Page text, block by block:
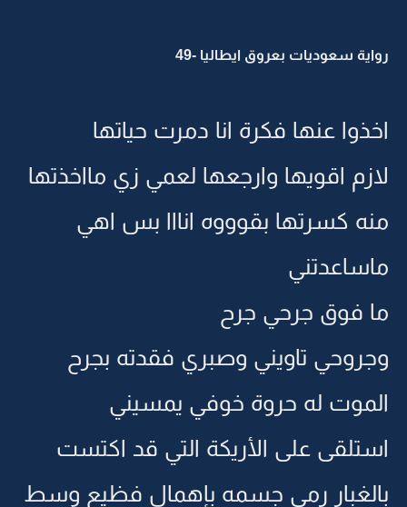
رواية سعوديات بعروق ايطاليا -49
اخذوا عنها فكرة انا دمرت حياتها
لازم اقويها وارجعها لعمي زي مااخذتها
منه كسرتها بقوووه انااا بس اهي
ماساعدتني
ما فوق جرحي جرح
وجروحي تاويني وصبري فقدته بجرح
الموت له حروة خوفي يمسيني
استلقى على الأريكة التي قد اكتست
بالغبار رمى جسمه بإهمال فظيع وسط